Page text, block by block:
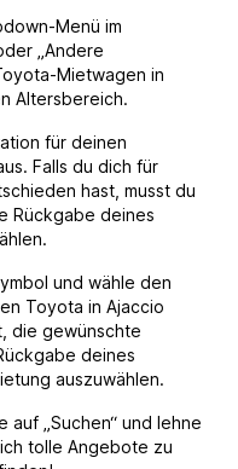
Menü im
„Andere
Mietwagen in
Altersbereich.
für deinen
Falls du dich für
hast, musst du
Rückgabe deines
und wähle den
Toyota in Ajaccio
die gewünschte
deines
auszuwählen.
„Suchen“ und lehne
tolle Angebote zu